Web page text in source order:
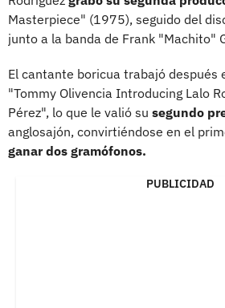
Masterpiece" (1975), seguido del
junto a la banda de Frank "Machito"
El cantante boricua trabajó después
"Tommy Olivencia Introducing Lalo
Pérez", lo que le valió su segundo
anglosajón, convirtiéndose en el
ganar dos gramófonos.
PUBLICIDAD